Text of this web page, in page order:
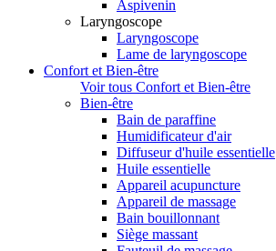
Aspivenin
Laryngoscope
Laryngoscope
Lame de laryngoscope
Confort et Bien-être
Voir tous Confort et Bien-être
Bien-être
Bain de paraffine
Humidificateur d'air
Diffuseur d'huile essentielle
Huile essentielle
Appareil acupuncture
Appareil de massage
Bain bouillonnant
Siège massant